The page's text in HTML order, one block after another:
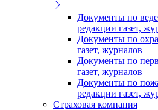
Документы по
редакции газет,
Документы по
газет, журналов
Документы по
газет, журналов
Документы по
редакции газет,
Страховая компания